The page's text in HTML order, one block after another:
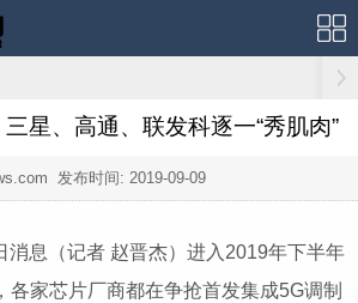
星、高通、联发科逐一“秀肌肉”
发布时间: 2019-09-09
消息（记者 赵晋杰）进入2019年下半年
各家芯片厂商都在争抢首发集成5G调制